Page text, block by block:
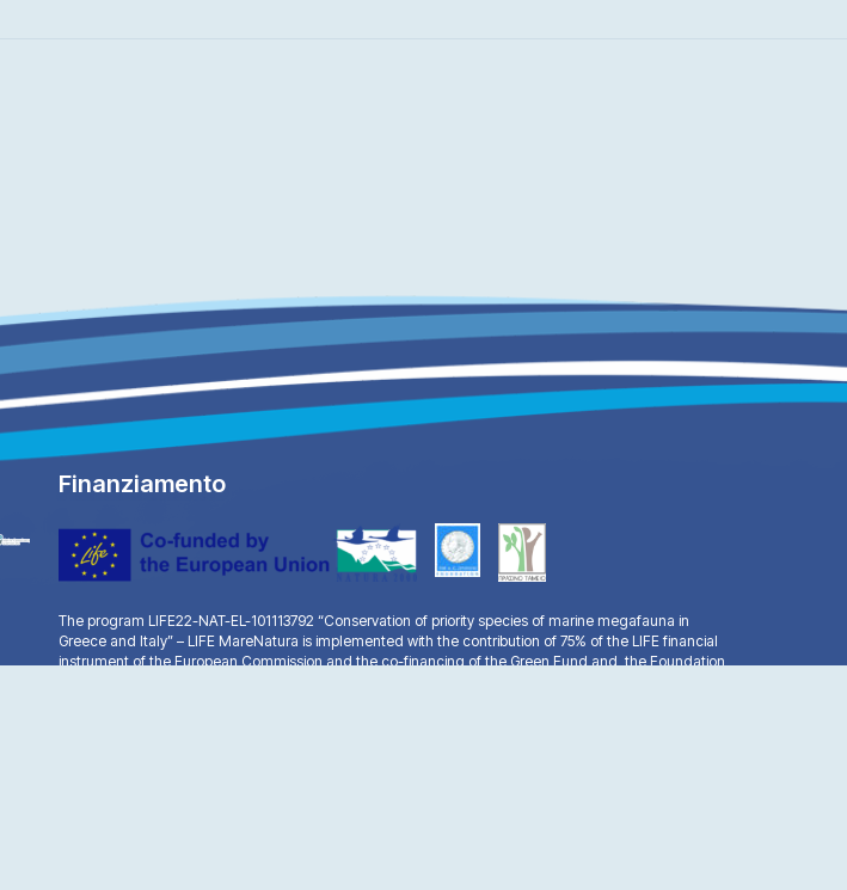
Finanziamento
The program LIFE22-NAT-EL-101113792 “Conservation of priority species of marine megafauna in
Greece and Italy” – LIFE MareNatura is implemented with the contribution of 75% of the LIFE financial
instrument of the European Commission and the co-financing of the Green Fund and the Foundation